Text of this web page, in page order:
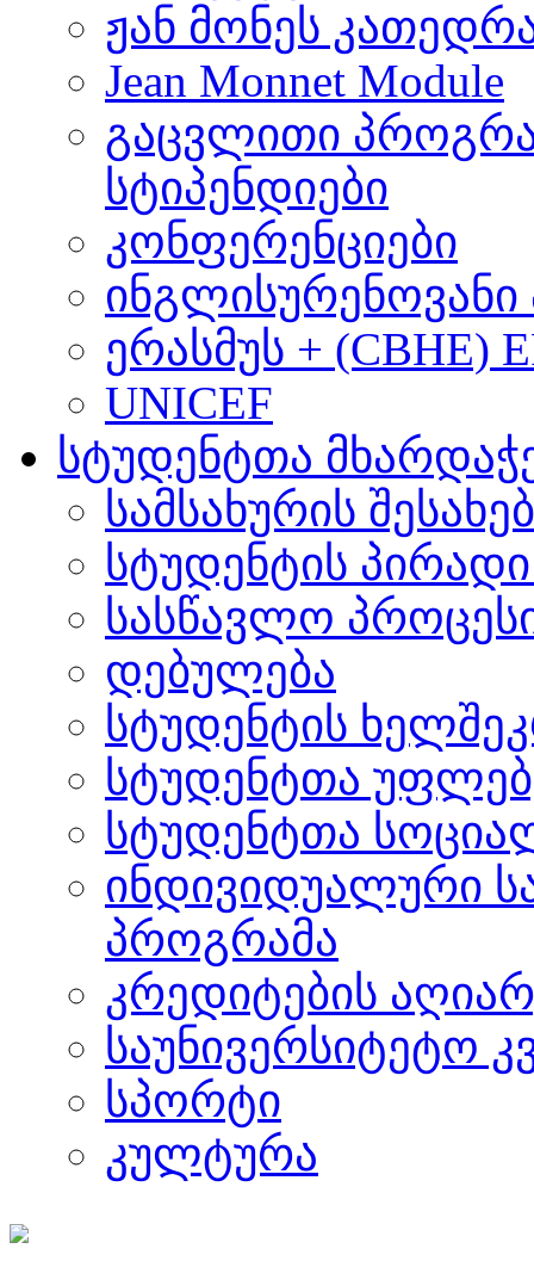
ჟან მონეს
Jean Monnet Module
გაცვლითი
სტიპენდიები
კონფერენციები
ერასმუს + (CBHE)
UNICEF
სტუდენტთა
სამსახურის შესახებ
სტუდენტის
სასწავლო
დებულება
სტუდენტის
სტუდენტთა
სტუდენტთა
ინდივიდუალური
პროგრამა
კრედიტების
საუნივერსიტეტო
სპორტი
კულტურა